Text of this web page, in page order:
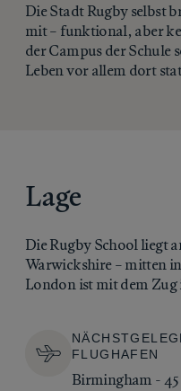
Die Stadt Rugby selbst
mit – funktional, aber
der Campus der Schule
Leben vor allem dort
Lage
Die Rugby School liegt
Warwickshire – mitten
London ist mit dem
FLUGHAFEN
Birmingham -